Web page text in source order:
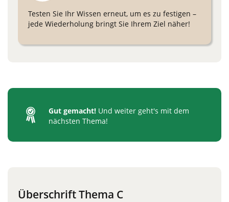
Testen Sie Ihr Wissen erneut, um es zu festigen –
jede Wiederholung bringt Sie Ihrem Ziel näher!
Gut gemacht! Und weiter geht's mit dem
nächsten Thema!
Überschrift Thema C